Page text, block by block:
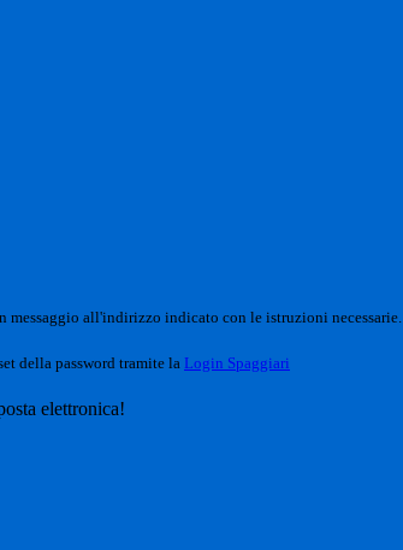
messaggio all'indirizzo indicato con le istruzioni necessarie.
della password tramite la Login Spaggiari
elettronica!